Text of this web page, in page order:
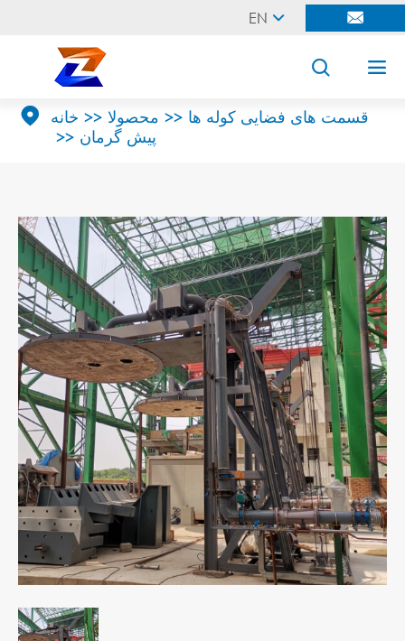
EN  
 
 خانه محصولا
قسمت های فضایی کوله ها
پیش گرمان